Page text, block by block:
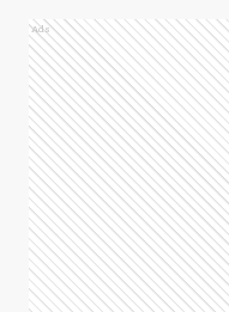
Ads